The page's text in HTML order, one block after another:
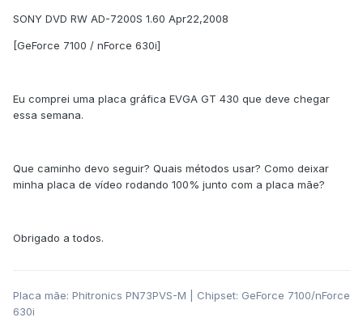
SONY DVD RW AD-7200S 1.60 Apr22,2008
[GeForce 7100 / nForce 630i]
Eu comprei uma placa gráfica EVGA GT 430 que deve chegar
essa semana.
Que caminho devo seguir? Quais métodos usar? Como deixar
minha placa de vídeo rodando 100% junto com a placa mãe?
Obrigado a todos.
Placa mãe: Phitronics PN73PVS-M | Chipset: GeForce 7100/nForce
630i